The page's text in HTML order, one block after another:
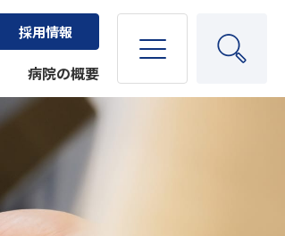
採用情報
病院の概要